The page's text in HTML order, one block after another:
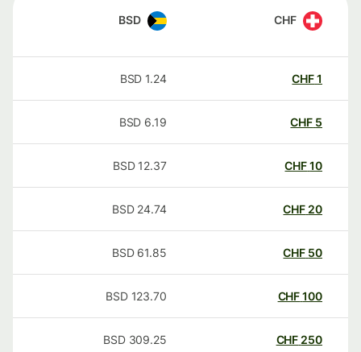
CHF
BSD
CHF
1.24
BSD
CHF
6.19
BSD
CHF
12.37
BSD
20
CHF
24.74
BSD
50
CHF
61.85
BSD
100
CHF
123.70
BSD
250
CHF
309.25
BSD